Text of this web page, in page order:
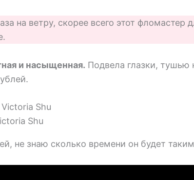
на ветру, скорее всего этот фломастер
и насыщенная. Подвела глазки, тушью
Shu
не знаю сколько времени он будет